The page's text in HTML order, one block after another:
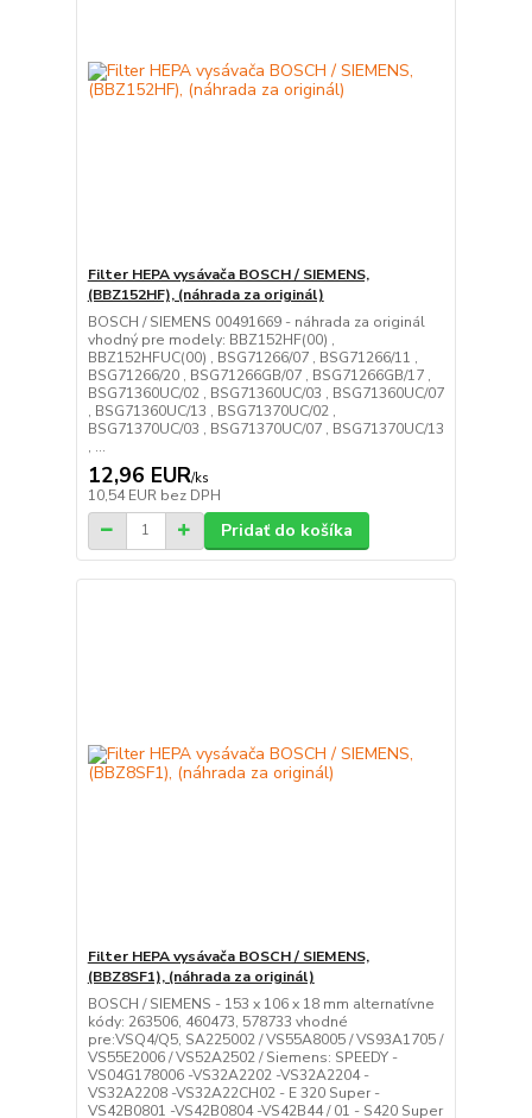
Filter HEPA vysávača BOSCH / SIEMENS,
(BBZ152HF), (náhrada za originál)
BOSCH / SIEMENS 00491669 - náhrada za originál
vhodný pre modely: BBZ152HF(00) ,
BBZ152HFUC(00) , BSG71266/07 , BSG71266/11 ,
BSG71266/20 , BSG71266GB/07 , BSG71266GB/17 ,
BSG71360UC/02 , BSG71360UC/03 , BSG71360UC/07
, BSG71360UC/13 , BSG71370UC/02 ,
BSG71370UC/03 , BSG71370UC/07 , BSG71370UC/13
, ...
12,96 EUR/ks
10,54 EUR bez DPH
Pridať do košíka
Filter HEPA vysávača BOSCH / SIEMENS,
(BBZ8SF1), (náhrada za originál)
BOSCH / SIEMENS - 153 x 106 x 18 mm alternatívne
kódy: 263506, 460473, 578733 vhodné
pre:VSQ4/Q5, SA225002 / VS55A8005 / VS93A1705 /
VS55E2006 / VS52A2502 / Siemens: SPEEDY -
VS04G178006 -VS32A2202 -VS32A2204 -
VS32A2208 -VS32A22CH02 - E 320 Super -
VS42B0801 -VS42B0804 -VS42B44 / 01 - S420 Super